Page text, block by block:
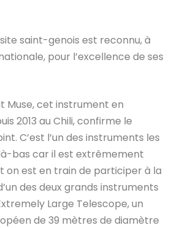
site saint-genois est reconnu, à
pour l’excellence de ses
Muse, cet instrument en
2013 au Chili, confirme le
C’est l’un des instruments les
bas car il est extrêmement
on est en train de participer à la
des deux grands instruments
Large Telescope, un
de 39 mètres de diamètre